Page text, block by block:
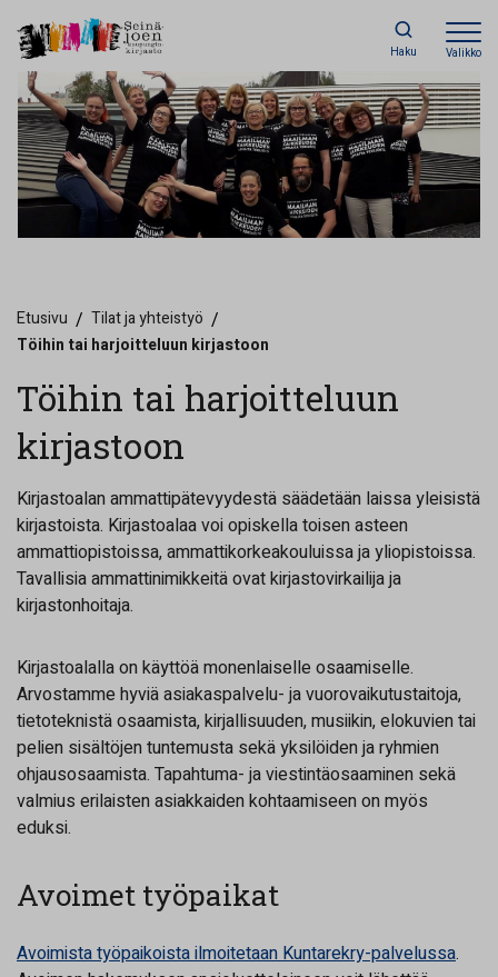
Haku Valikko
Etusivu / Tilat ja yhteistyö /
Töihin tai harjoitteluun kirjastoon
Töihin tai harjoitteluun
kirjastoon
Kirjastoalan ammattipätevyydestä säädetään laissa yleisistä
kirjastoista. Kirjastoalaa voi opiskella toisen asteen
ammattiopistoissa, ammattikorkeakouluissa ja yliopistoissa.
Tavallisia ammattinimikkeitä ovat kirjastovirkailija ja
kirjastonhoitaja.
Kirjastoalalla on käyttöä monenlaiselle osaamiselle.
Arvostamme hyviä asiakaspalvelu- ja vuorovaikutustaitoja,
tietoteknistä osaamista, kirjallisuuden, musiikin, elokuvien tai
pelien sisältöjen tuntemusta sekä yksilöiden ja ryhmien
ohjausosaamista. Tapahtuma- ja viestintäosaaminen sekä
valmius erilaisten asiakkaiden kohtaamiseen on myös
eduksi.
Avoimet työpaikat
Avoimista työpaikoista ilmoitetaan Kuntarekry-palvelussa.